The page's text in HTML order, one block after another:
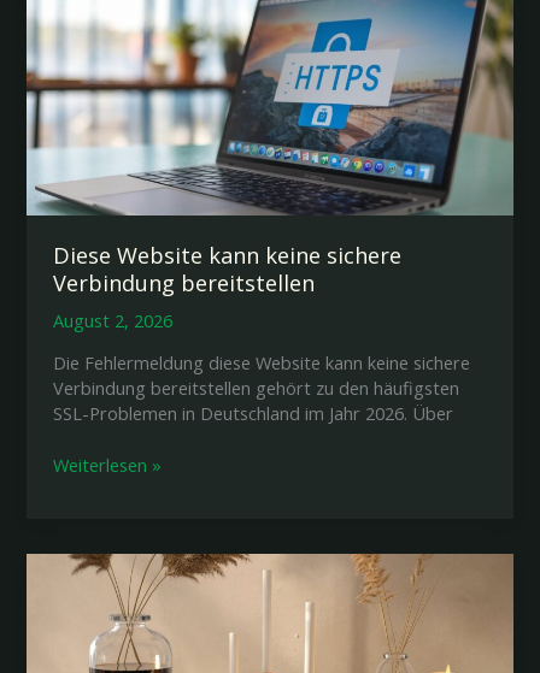
Diese Website kann keine sichere
Verbindung bereitstellen
August 2, 2026
Die Fehlermeldung diese Website kann keine sichere
Verbindung bereitstellen gehört zu den häufigsten
SSL-Problemen in Deutschland im Jahr 2026. Über
Diese
sichere
Verbindung
bereitstellen
Weiterlesen »